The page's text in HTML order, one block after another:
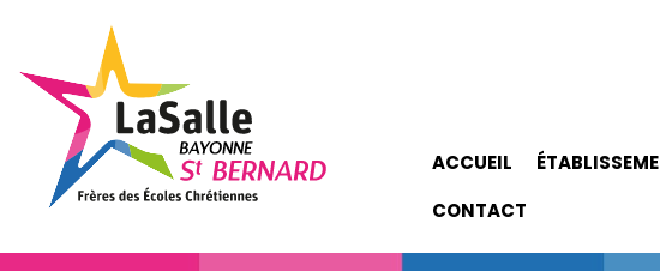
ACCUEIL
CONTACT